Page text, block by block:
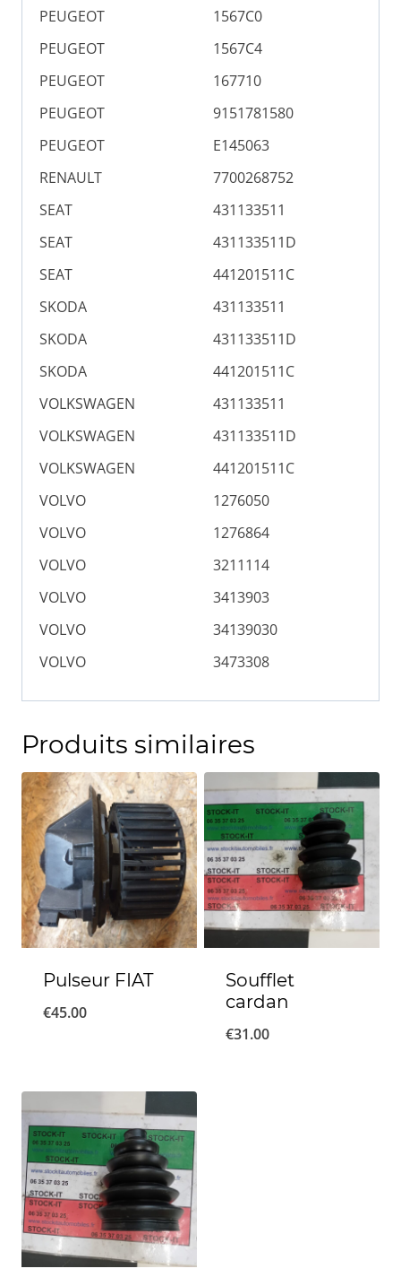
PEUGEOT
1567C0
PEUGEOT
1567C4
PEUGEOT
167710
PEUGEOT
9151781580
PEUGEOT
E145063
RENAULT
7700268752
SEAT
431133511
SEAT
431133511D
SEAT
441201511C
SKODA
431133511
SKODA
431133511D
SKODA
441201511C
VOLKSWAGEN
431133511
VOLKSWAGEN
431133511D
VOLKSWAGEN
441201511C
VOLVO
1276050
VOLVO
1276864
VOLVO
3211114
VOLVO
3413903
VOLVO
34139030
VOLVO
3473308
Produits similaires
Pulseur FIAT
€45.00
Soufflet
cardan
€31.00